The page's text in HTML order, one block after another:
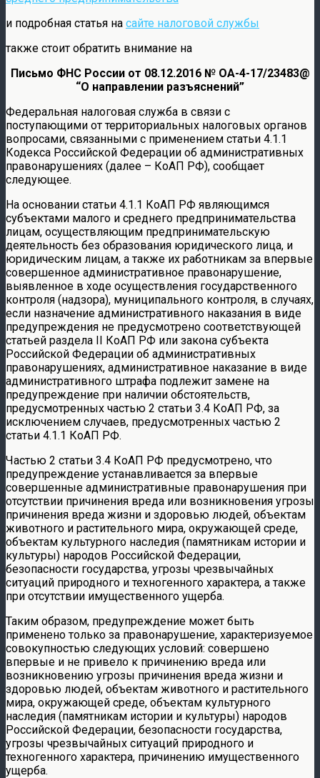
и подробная статья на сайте налоговой службы
также стоит обратить внимание на
Письмо ФНС России от 08.12.2016 № ОА-4-17/23483@
“О направлении разъяснений”
Федеральная налоговая служба в связи с
поступающими от территориальных налоговых органов
вопросами, связанными с применением статьи 4.1.1
Кодекса Российской Федерации об административных
правонарушениях (далее – КоАП РФ), сообщает
следующее.
На основании статьи 4.1.1 КоАП РФ являющимся
субъектами малого и среднего предпринимательства
лицам, осуществляющим предпринимательскую
деятельность без образования юридического лица, и
юридическим лицам, а также их работникам за впервые
совершенное административное правонарушение,
выявленное в ходе осуществления государственного
контроля (надзора), муниципального контроля, в случаях,
если назначение административного наказания в виде
предупреждения не предусмотрено соответствующей
статьей раздела II КоАП РФ или закона субъекта
Российской Федерации об административных
правонарушениях, административное наказание в виде
административного штрафа подлежит замене на
предупреждение при наличии обстоятельств,
предусмотренных частью 2 статьи 3.4 КоАП РФ, за
исключением случаев, предусмотренных частью 2
статьи 4.1.1 КоАП РФ.
Частью 2 статьи 3.4 КоАП РФ предусмотрено, что
предупреждение устанавливается за впервые
совершенные административные правонарушения при
отсутствии причинения вреда или возникновения угрозы
причинения вреда жизни и здоровью людей, объектам
животного и растительного мира, окружающей среде,
объектам культурного наследия (памятникам истории и
культуры) народов Российской Федерации,
безопасности государства, угрозы чрезвычайных
ситуаций природного и техногенного характера, а также
при отсутствии имущественного ущерба.
Таким образом, предупреждение может быть
применено только за правонарушение, характеризуемое
совокупностью следующих условий: совершено
впервые и не привело к причинению вреда или
возникновению угрозы причинения вреда жизни и
здоровью людей, объектам животного и растительного
мира, окружающей среде, объектам культурного
наследия (памятникам истории и культуры) народов
Российской Федерации, безопасности государства,
угрозы чрезвычайных ситуаций природного и
техногенного характера, причинению имущественного
ущерба.